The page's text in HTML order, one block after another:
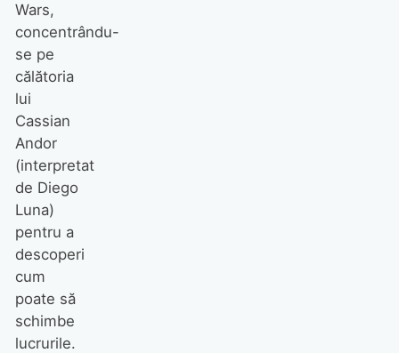
Wars,
concentrându-
se pe
călătoria
lui
Cassian
Andor
(interpretat
de Diego
Luna)
pentru a
descoperi
cum
poate să
schimbe
lucrurile.